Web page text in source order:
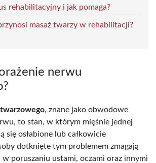
rehabilitacyjny i jak pomaga?
masaż twarzy w rehabilitacji?
nerwu
, znane jako obwodowe
to stan, w którym mięśnie jednej
się osłabione lub całkowicie
dotknięte tym problemem zmagają
poruszaniu ustami, oczami oraz innymi